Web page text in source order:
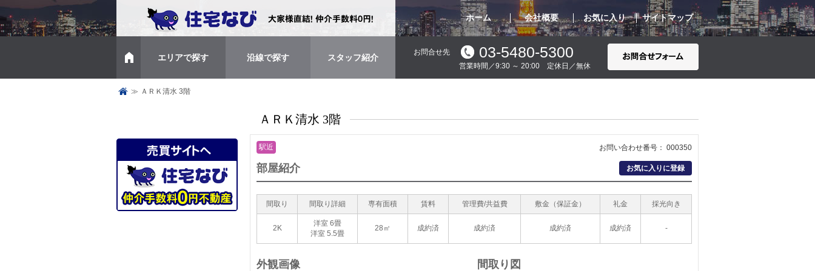
ホーム 会社概要 お気に入り サイトマップ
エリアで探す 沿線で探す スタッフ紹介
お問合せ先 03-5480-5300
営業時間／9:30 ～ 20:00 定休日／無休
トップページ
≫ ＡＲＫ清水 3階
ＡＲＫ清水 3階
駅近 お問い合わせ番号： 000350
部屋紹介 お気に入りに登録
間取り 間取り詳細 専有面積 賃料 管理費/共益費 敷金（保証金） 礼金 採光向き
2K
洋室 6畳
洋室 5.5畳
28㎡ 成約済 成約済 成約済 成約済 -
外観画像 間取り図